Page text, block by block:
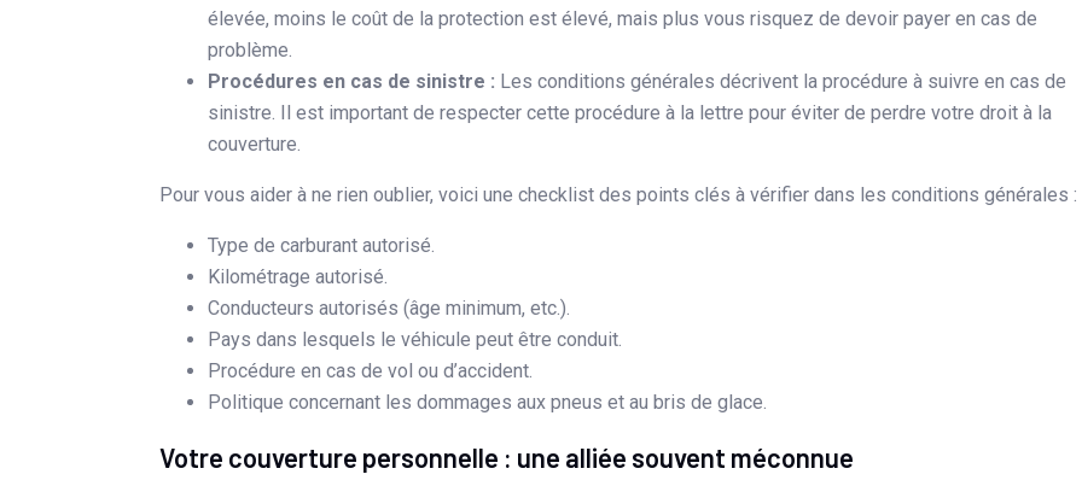
élevée, moins le coût de la protection est élevé, mais plus vous risquez de devoir payer en cas de
problème.
Procédures en cas de sinistre : Les conditions générales décrivent la procédure à suivre en cas de
sinistre. Il est important de respecter cette procédure à la lettre pour éviter de perdre votre droit à la
couverture.
Pour vous aider à ne rien oublier, voici une checklist des points clés à vérifier dans les conditions générales :
Type de carburant autorisé.
Kilométrage autorisé.
Conducteurs autorisés (âge minimum, etc.).
Pays dans lesquels le véhicule peut être conduit.
Procédure en cas de vol ou d’accident.
Politique concernant les dommages aux pneus et au bris de glace.
Votre couverture personnelle : une alliée souvent méconnue